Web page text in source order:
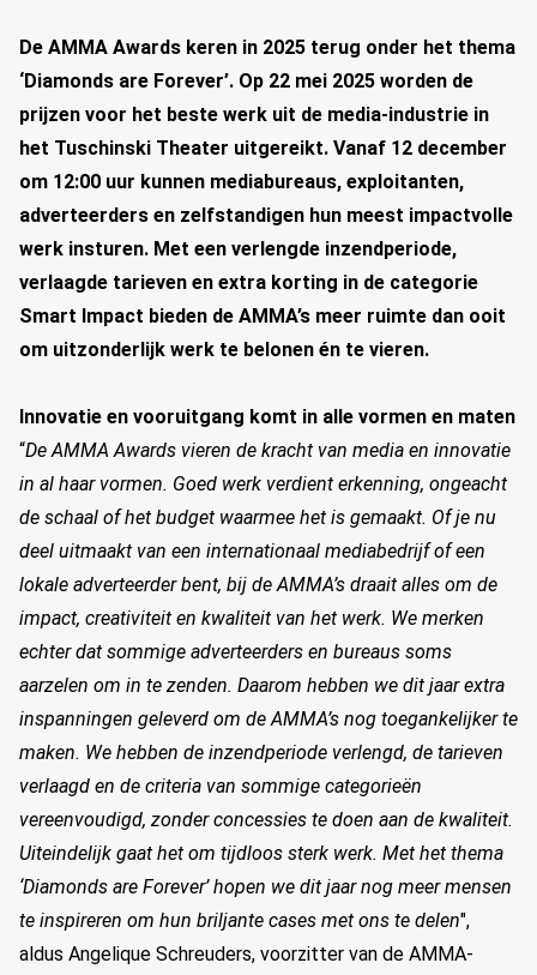
De AMMA Awards keren in 2025 terug onder het thema
‘Diamonds are Forever’. Op 22 mei 2025 worden de
prijzen voor het beste werk uit de media-industrie in
het Tuschinski Theater uitgereikt. Vanaf 12 december
om 12:00 uur kunnen mediabureaus, exploitanten,
adverteerders en zelfstandigen hun meest impactvolle
werk insturen. Met een verlengde inzendperiode,
verlaagde tarieven en extra korting in de categorie
Smart Impact bieden de AMMA’s meer ruimte dan ooit
om uitzonderlijk werk te belonen én te vieren.
Innovatie en vooruitgang komt in alle vormen en maten
“De AMMAAwards vieren de kracht van media en innovatie
in al haar vormen. Goed werk verdient erkenning, ongeacht
de schaal of het budget waarmee het is gemaakt. Of je nu
deel uitmaakt van een internationaal mediabedrijf of een
lokale adverteerder bent, bij de AMMA’s draait alles om de
impact, creativiteit en kwaliteit van het werk. We merken
echter dat sommige adverteerders en bureaus soms
aarzelen om in te zenden. Daarom hebben we dit jaar extra
inspanningen geleverd om de AMMA’s nog toegankelijker te
maken. We hebben de inzendperiode verlengd, de tarieven
verlaagd en de criteria van sommige categorieën
vereenvoudigd, zonder concessies te doen aan de kwaliteit.
Uiteindelijk gaat het om tijdloos sterk werk. Met het thema
‘Diamonds are Forever’ hopen we dit jaar nog meer mensen
te inspireren om hun briljante cases met ons te delen",
aldus Angelique Schreuders, voorzitter van de AMMA-